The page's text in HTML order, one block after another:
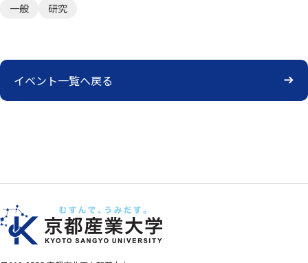
一般 研究
イベント一覧へ戻る